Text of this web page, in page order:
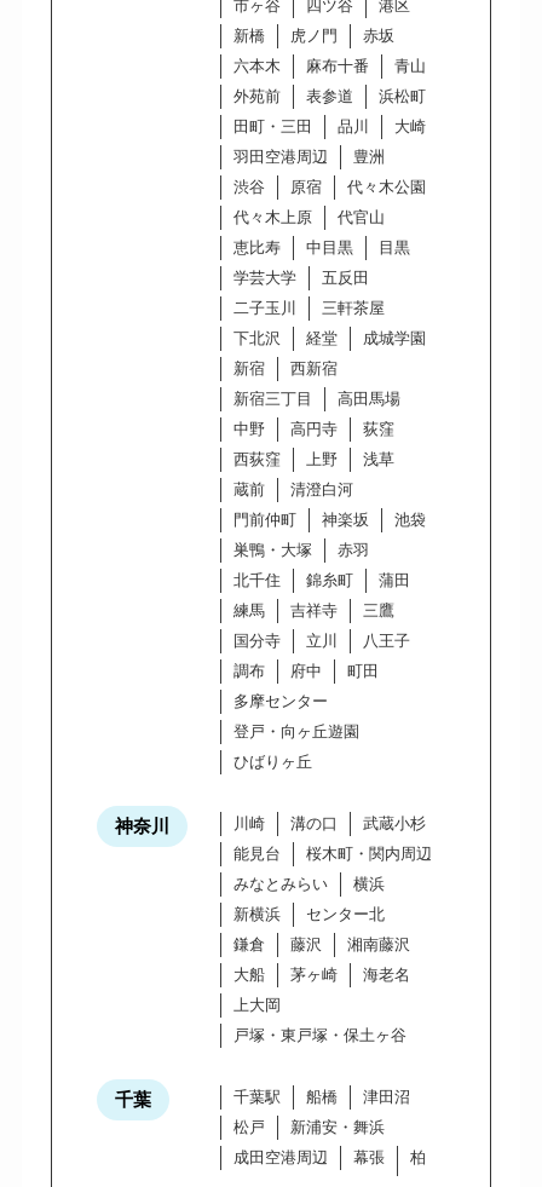
市ヶ谷 四ツ谷
港区
新橋
虎ノ門
赤坂
六本木
麻布十番
青山
外苑前
表参道
浜松町
田町・三田
品川
大崎
羽田空港周辺
豊洲
渋谷
原宿
代々木公園
代々木上原
代官山
恵比寿
中目黒
目黒
学芸大学
五反田
二子玉川
三軒茶屋
下北沢
経堂
成城学園
新宿
西新宿
新宿三丁目
高田馬場
中野
高円寺
荻窪
西荻窪
上野
浅草
蔵前
清澄白河
門前仲町
神楽坂
池袋
巣鴨・大塚
赤羽
北千住
錦糸町
蒲田
練馬
吉祥寺
三鷹
国分寺
立川
八王子
調布
府中
町田
多摩センター
登戸・向ヶ丘遊園
ひばりヶ丘
神奈川 川崎 溝の口
武蔵小杉
能見台
桜木町・関内周辺
みなとみらい
横浜
新横浜
センター北
鎌倉
藤沢
湘南藤沢
大船
茅ヶ崎
海老名
上大岡
戸塚・東戸塚・保土ヶ谷
千葉 千葉駅 船橋
津田沼
松戸
新浦安・舞浜
成田空港周辺
幕張 柏